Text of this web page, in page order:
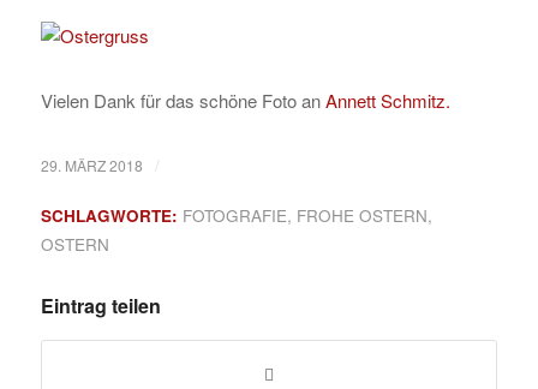
Vielen Dank für das schöne Foto anAnnett Schmitz.
29. MÄRZ 2018 /
SCHLAGWORTE: FOTOGRAFIE, FROHE OSTERN,
OSTERN
Eintrag teilen